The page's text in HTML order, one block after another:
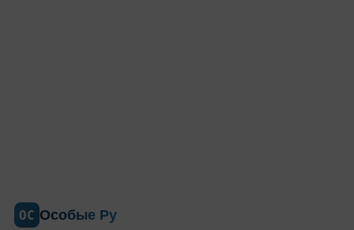
ОС Особые Ру